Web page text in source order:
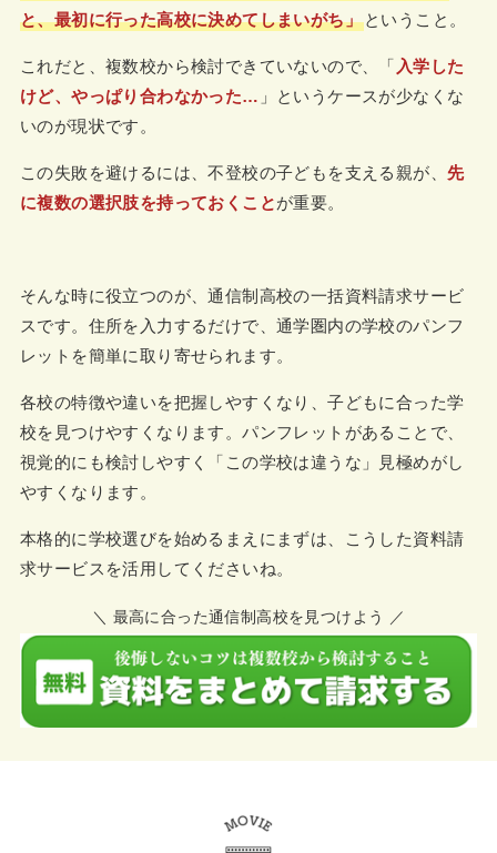
と、最初に行った高校に決めてしまいがち」ということ。
これだと、複数校から検討できていないので、「 入学した
けど、やっぱり合わなかった… 」というケースが少なくな
いのが現状です。
この失敗を避けるには、不登校の子どもを支える親が、 先
に複数の選択肢を持っておくことが重要。
そんな時に役立つのが、通信制高校の一括資料請求サービ
スです。住所を入力するだけで、通学圏内の学校のパンフ
レットを簡単に取り寄せられます。
各校の特徴や違いを把握しやすくなり、子どもに合った学
校を見つけやすくなります。パンフレットがあることで、
視覚的にも検討しやすく「この学校は違うな」見極めがし
やすくなります。
本格的に学校選びを始めるまえにまずは、こうした資料請
求サービスを活用してくださいね。
＼ 最高に合った通信制高校を見つけよう ／